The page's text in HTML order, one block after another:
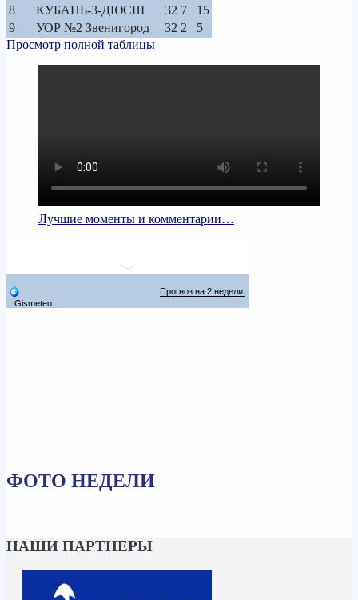
8
КУБАНЬ-3-ДЮСШ 32 7
15
9
УОР №2 Звенигород 32 2
5
Просмотр полной таблицы
Лучшие моменты и комментарии…
ФОТО НЕДЕЛИ
НАШИ ПАРТНЕРЫ